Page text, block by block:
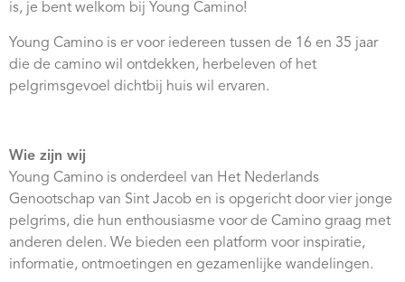
is, je bent welkom bij Young Camino!
Young Camino is er voor iedereen tussen de 16 en 35 jaar
die de camino wil ontdekken, herbeleven of het
pelgrimsgevoel dichtbij huis wil ervaren.
Wie zijn wij
Young Camino is onderdeel van Het Nederlands
Genootschap van Sint Jacob en is opgericht door vier jonge
pelgrims, die hun enthousiasme voor de Camino graag met
anderen delen. We bieden een platform voor inspiratie,
informatie, ontmoetingen en gezamenlijke wandelingen.